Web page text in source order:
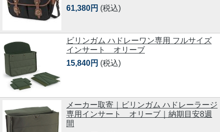
61,380円 (税込)
ビリンガム ハドレーワン専用 フルサイズ
インサート オリーブ
15,840円 (税込)
メーカー取寄｜ビリンガム ハドレーラージ
専用インサート オリーブ｜納期目安8週
間